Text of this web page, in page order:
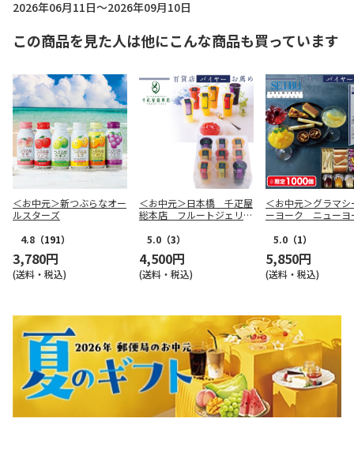
2026年06月11日～2026年09月10日
この商品を見た人は他にこんな商品も買っています
＜お中元＞新つぶらなオー
ルスターズ
4.8 （191）
3,780円
(送料・税込)
＜お中元＞日本橋 千疋屋
総本店 フルートジェリ
5.0 （3）
4,500円
(送料・税込)
＜お中元＞グラマシ
ーヨーク ニューヨ
5.0 （1）
5,850円
(送料・税込)